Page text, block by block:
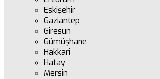
Eskişehir
Gaziantep
Giresun
Gümüşhane
Hakkari
Hatay
Mersin